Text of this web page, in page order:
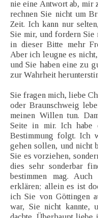
nie eine Antwort ab, mir
rechnen Sie nicht um
Zeit. Ich kann nur
Sie mir, und fordern
in dieser Bitte mehr
Aber ich leugne es
und Sie haben eine zu
zur Wahrheit
Sie fragen mich, liebe
oder Braunschweig
meinen Willen tun.
Seite in mir. Ich habe
Bestimmung folgt. Ich
gehen sollen, und
Sie es vorziehen,
dies sehr sonderbar
bestimmen mag.
erklären; allein es ist
ich Sie von Göttingen
war, Sie nicht kannte,